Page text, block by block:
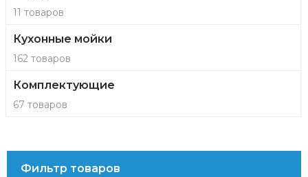
11 товаров
Кухонные мойки
162 товаров
Комплектующие
67 товаров
Фильтр товаров